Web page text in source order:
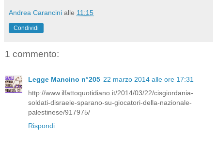
Andrea Carancini alle 11:15
Condividi
1 commento:
Legge Mancino n°205 22 marzo 2014 alle ore 17:31
http://www.ilfattoquotidiano.it/2014/03/22/cisgiordania-
soldati-disraele-sparano-su-giocatori-della-nazionale-
palestinese/917975/
Rispondi